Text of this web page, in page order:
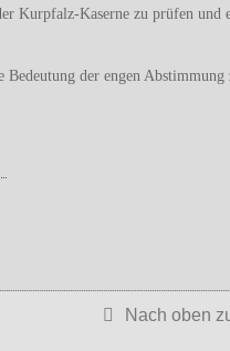
Kurpfalz-Kaserne zu prüfen
der engen
Nach oben